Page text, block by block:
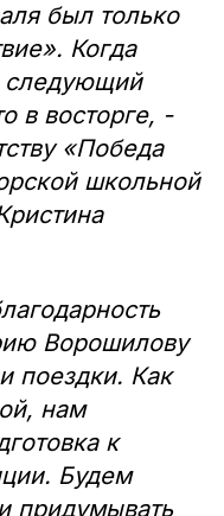
был только
Когда
следующий
в восторге, -
«Победа
школьной
Ворошилову
поездки. Как
нам
к
Будем
придумывать